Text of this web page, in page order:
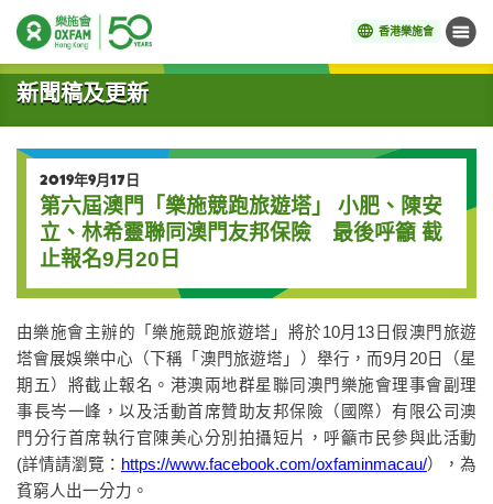
香港樂施會 目錄
開始主要內容
新聞稿及更新
2019年9月17日
第六屆澳門「樂施競跑旅遊塔」 小肥、陳安
立、林希靈聯同澳門友邦保險 最後呼籲 截
止報名9月20日
由樂施會主辦的「樂施競跑旅遊塔」將於10月 13 日假澳門旅遊
塔會展娛樂中心（下稱「澳門旅遊塔」）舉行，而9月 20日（星
期五）將截止報名。港澳兩地群星聯同澳門樂施會理事會副理
事長岑一峰，以及活動首席贊助友邦保險（國際）有限公司澳
門分行首席執行官陳美心分別 拍攝短片，呼籲市民參與此活動
(詳情請瀏覽： https://www.facebook.com/oxfaminmacau/），為
貧窮人出一分力。